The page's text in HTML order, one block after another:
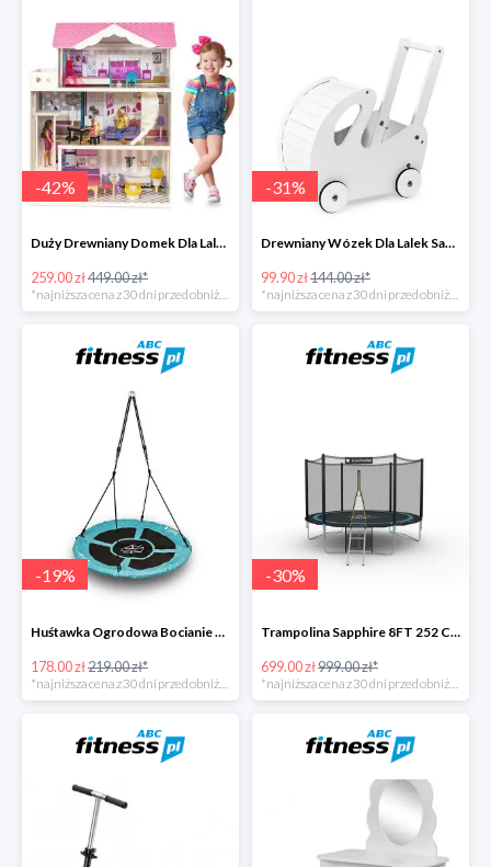
-42%
Duży Drewniany Domek Dla Lalek Z Akcesoriami -42%
259.00 zł449.00 zł*
*najniższa cena z 30 dni przed obniżką
-31%
Drewniany Wózek Dla Lalek Sapphire -31%
99.90 zł144.00 zł*
*najniższa cena z 30 dni przed obniżką
-19%
Huśtawka Ogrodowa Bocianie Gniazdo Sapphire -19%
178.00 zł219.00 zł*
-30%
Trampolina Sapphire 8FT 252 Cm + GRATISY -30%
699.00 zł999.00 zł*